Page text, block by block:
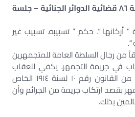
الطعن رقم ٤٥٧٧ لسنة ٨٦ قضائية الدوائر الجنائية – جلسة
أركانها “. حكم ” تسبيبه. تسبيب غير
من رجال السلطة العامة للمتجمهرين
في جريمة التجمهر. يكفي للعقاب
بمقتضى المادة الثانية من القانون رقم ١٠ لسنة ١٩١٤ الخاص
بقصد ارتكاب جريمة من الجرائم وأن
بذلك.